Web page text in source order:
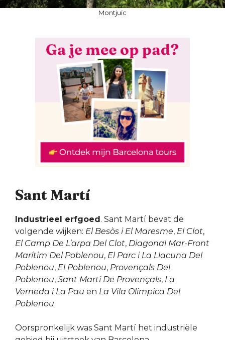
Montjuïc
Sant Martí
Industrieel erfgoed. Sant Martí bevat de
volgende wijken: El Besòs i El Maresme, El Clot,
El Camp De L’arpa Del Clot, Diagonal Mar-Front
Marítim Del Poblenou, El Parc i La Llacuna Del
Poblenou, El Poblenou, Provençals Del
Poblenou, Sant Martí De Provençals, La
Verneda i La Pau en La Vila Olímpica Del
Poblenou.
Oorspronkelijk was Sant Martí het industriële